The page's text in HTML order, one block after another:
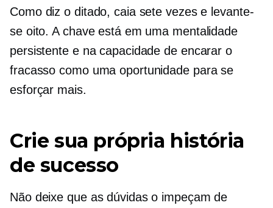
Como diz o ditado, caia sete vezes e levante-
se oito. A chave está em uma mentalidade
persistente e na capacidade de encarar o
fracasso como uma oportunidade para se
esforçar mais.
Crie sua própria história
de sucesso
Não deixe que as dúvidas o impeçam de